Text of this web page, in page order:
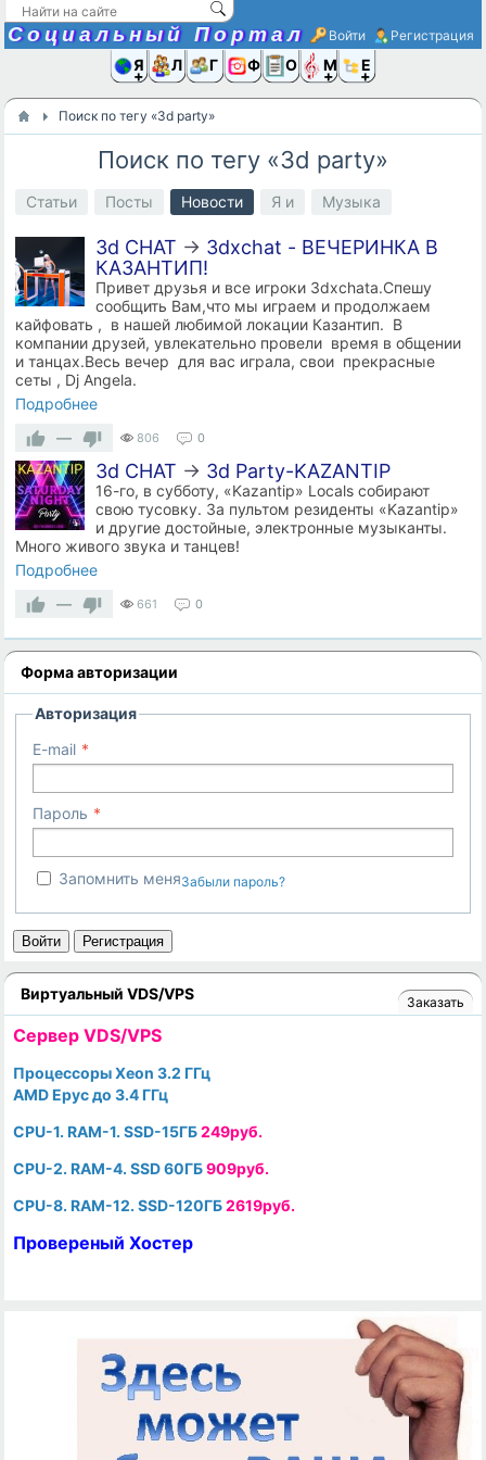
Социальный Портал Войти Регистрация
Я иЛюди
Группы
Фото Ещё
Поиск по тегу «3d party»
Поиск по тегу «3d party»
Статьи Посты Новости Я и Музыка
3d CHAT → 3dxchat - ВЕЧЕРИНКА В
КАЗАНТИП!
Привет друзья и все игроки 3dxchata.Спешу
сообщить Вам,что мы играем и продолжаем
кайфовать , в нашей любимой локации Казантип. В
компании друзей, увлекательно провели время в общении
и танцах.Весь вечер для вас играла, свои прекрасные
сеты , Dj Angela.
Подробнее
—
806 0
3d CHAT → 3d Party-KAZANTIP
16-го, в субботу, «Kazantip» Locals собирают
свою тусовку. За пультом резиденты «Kazantip»
и другие достойные, электронные музыканты.
Много живого звука и танцев!
Подробнее
—
661 0
Форма авторизации
Авторизация
E-mail
Пароль
Запомнить меняЗабыли пароль?
Войти Регистрация
Виртуальный VDS/VPS Заказать
Cервер VDS/VPS
Процессоры Xeon 3.2 ГГц
AMD Epyc до 3.4 ГГц
CPU-1. RAM-1. SSD-15ГБ249руб.
CPU-2. RAM-4. SSD 60ГБ909руб.
CPU-8. RAM-12. SSD-120ГБ2619руб.
Провереный Хостер